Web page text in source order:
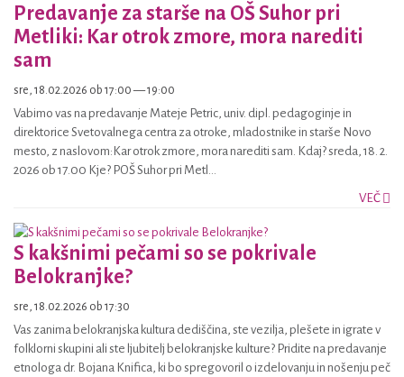
Predavanje za starše na OŠ Suhor pri
Metliki: Kar otrok zmore, mora narediti
sam
sre, 18.02.2026 ob 17:00 — 19:00
Vabimo vas na predavanje Mateje Petric, univ. dipl. pedagoginje in
direktorice Svetovalnega centra za otroke, mladostnike in starše Novo
mesto, z naslovom:Kar otrok zmore, mora narediti sam. Kdaj? sreda, 18. 2.
2026 ob 17.00 Kje? POŠ Suhor pri Metl...
VEČ
S kakšnimi pečami so se pokrivale
Belokranjke?
sre, 18.02.2026 ob 17:30
Vas zanima belokranjska kultura dediščina, ste vezilja, plešete in igrate v
folklorni skupini ali ste ljubitelj belokranjske kulture? Pridite na predavanje
etnologa dr. Bojana Knifica, ki bo spregovoril o izdelovanju in nošenju peč